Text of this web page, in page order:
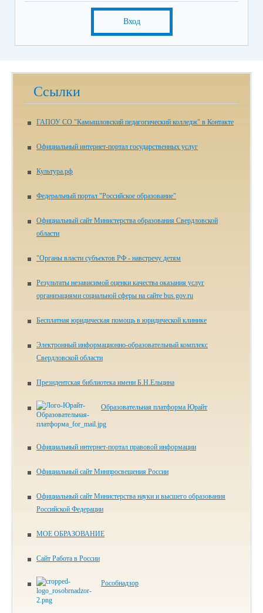
Вход
Ссылки
ГАПОУ СО "Камышловский педагогический колледж" в Контакте
Официальный интернет-портал государственных услуг
Культура.рф
Федеральный портал "Российское образование"
Официальный сайт Министерства образования Свердловской
области
"Органы власти субъектов РФ - навстречу детям
Результаты независимой оценки качества оказания услуг
организациями социальной сферы на сайте bus.gov.ru
Бесплатная юридическая помощь в юридической клинике
Электронный информационно-образовательный комплекс
Свердловской области
Президентская библиотека имени Б.Н.Ельцина
Образовательная платформа Юрайт
Официальный интернет-портал правовой информации
Официальный сайт Минпросвещения России
Официальный сайт Министерства науки и высшего образования
Российской Федерации
МОЕ ОБРАЗОВАНИЕ
Сайт Работа в России
Рособнадзор